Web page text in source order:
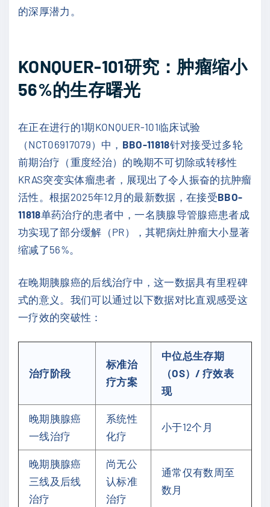
的深厚潜力。
KONQUER-101研究：肿瘤缩小
56%的生存曙光
在正在进行的1期KONQUER-101临床试验
（NCT06917079）中， BBO-11818针对接受过多轮
前期治疗（重度经治）的晚期不可切除或转移性
KRAS突变实体瘤患者，展现出了令人振奋的抗肿瘤
活性。根据2025年12月的最新数据，在接受BBO-
11818单药治疗的患者中，一名胰腺导管腺癌患者成
功实现了部分缓解（PR），其靶病灶肿瘤大小显著
缩减了56%。
在晚期胰腺癌的后线治疗中，这一数据具有里程碑
式的意义。我们可以通过以下数据对比直观感受这
一疗效的突破性：
治疗阶段
标准治
疗方案
中位总生存期
（OS）/ 疗效表
现
晚期胰腺癌
一线治疗
系统性
化疗
小于12个月
晚期胰腺癌
三线及后线
治疗
尚无公
认标准
治疗
通常仅有数周至
数月